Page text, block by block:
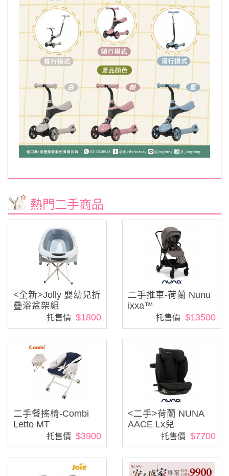
熱門二手商品
<全新>Jolly 嬰幼兒折
疊浴盆架組
托售價 $1800
二手推車-荷蘭 Nunu
ixxa™
托售價 $13500
二手餐搖椅-Combi
Letto MT
托售價 $3900
<二手>荷蘭 NUNA
AACE Lx兒
托售價 $7700